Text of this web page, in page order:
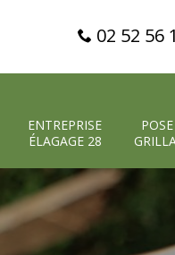
02 52 56
ENTREPRISE
ÉLAGAGE 28